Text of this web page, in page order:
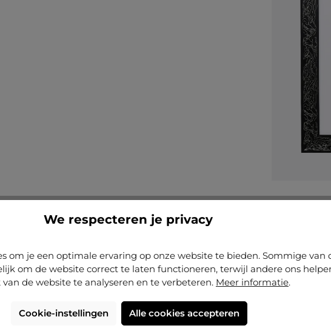
Nu configureren
Houten
€ 19,55
Details
BESTSELLERS
We respecteren je privacy
om je een optimale ervaring op onze website te bieden. Sommige van
om de website correct te laten functioneren, terwijl andere ons
de website te analyseren en te verbeteren. Meer informatie.
Cookie-instellingen Alle cookies accepteren